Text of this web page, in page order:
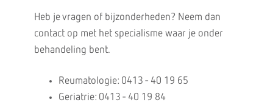
Heb je vragen of bijzonderheden? Neem dan
contact op met het specialisme waar je onder
behandeling bent.
Reumatologie: 0413 - 40 19 65
Geriatrie: 0413 - 40 19 84